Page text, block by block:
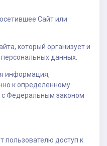
Сайт или
который организует и
данных.
информация,
к определенному
с Федеральным законом
пользователю доступ к